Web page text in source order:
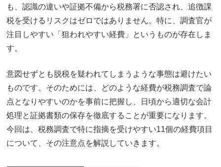
も、認識の違いや証拠不備から税務署に否認され、追徴課
税を受けるリスクはゼロではありません。特に、調査官が
注目しやすい「狙われやすい経費」というものが存在しま
す。
意図せずとも脱税を疑われてしまうような事態は避けたい
ものです。そのためには、どのような経費が税務調査で論
点となりやすいのかを事前に把握し、日頃から適切な会計
処理と証拠書類の保存を徹底することが重要になります。
今回は、税務調査で特に指摘を受けやすい11個の経費項目
について、その注意点を解説していきます。